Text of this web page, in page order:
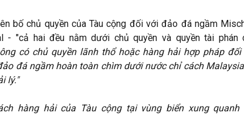
bố chủ quyền của Tàu cộng đối với đảo đá ngầm
- "cả hai đều nằm dưới chủ quyền và quyền tài phán
có chủ quyền lãnh thổ hoặc hàng hải hợp pháp đối
đá ngầm hoàn toàn chìm dưới nước chỉ cách
lý."
hàng hải của Tàu cộng tại vùng biển xung quanh